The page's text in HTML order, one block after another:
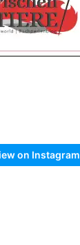
on Instagram